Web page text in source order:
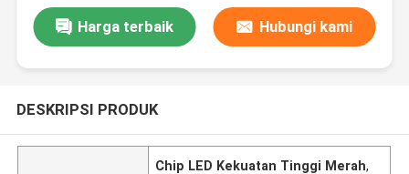
Harga terbaik Hubungi kami
DESKRIPSI PRODUK
Chip LED Kekuatan Tinggi Merah,